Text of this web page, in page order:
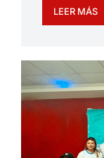
LEER MÁS